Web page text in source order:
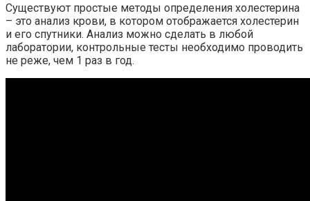
Существуют простые методы определения холестерина
– это анализ крови, в котором отображается холестерин
и его спутники. Анализ можно сделать в любой
лаборатории, контрольные тесты необходимо проводить
не реже, чем 1 раз в год.